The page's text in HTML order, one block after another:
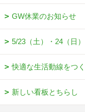
GW休業のお知らせ
5/23（土）・24（日
快適な生活動線をつ
新しい看板とちらし